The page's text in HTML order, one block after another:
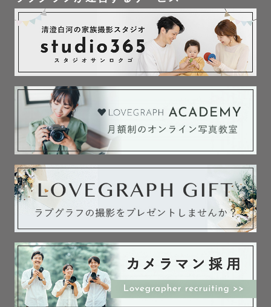
未来で見返したときに、「この時こんなだったね」と笑い
合えるような写真を。
その日その瞬間を、オンリーワンの宝物にします。
⸻
活動エリアについて
交通費無料エリア
愛知県、三重県北中部・伊勢志摩、滋賀県、岐阜県、静岡
県西部
その他エリア
交通費別途で、全国どこでも出張対応可能です。
⸻
自己紹介